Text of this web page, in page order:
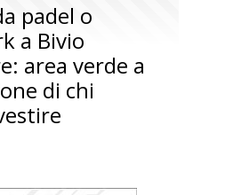
padel o
a Bivio
area verde a
di chi